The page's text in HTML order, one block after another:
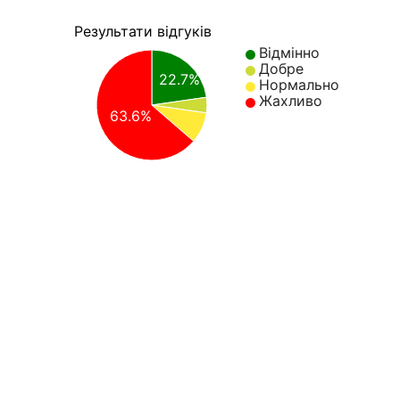
Результати відгуків
Відмінно
Добре
Нормально
Жахливо
22.7%
63.6%